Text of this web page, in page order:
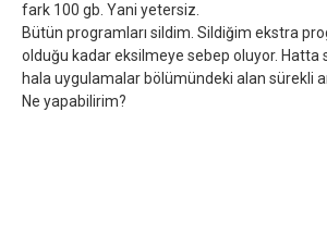
fark 100 gb. Yani yetersiz.
Bütün programları sildim. Sildiğim ekstra
olduğu kadar eksilmeye sebep oluyor. Hatta
hala uygulamalar bölümündeki alan sürekli
Ne yapabilirim?